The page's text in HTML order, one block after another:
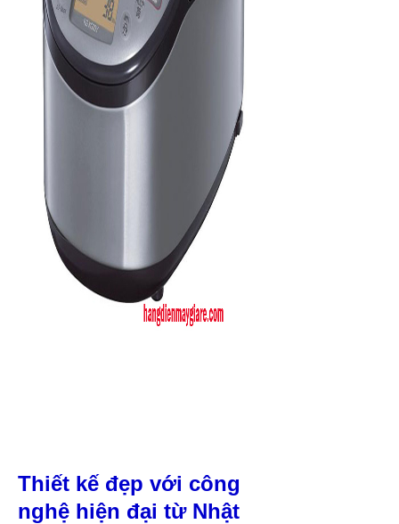
Thiết kế đẹp với công
nghệ hiện đại từ Nhật